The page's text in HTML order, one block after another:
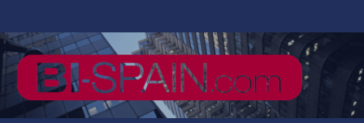
al
contenido